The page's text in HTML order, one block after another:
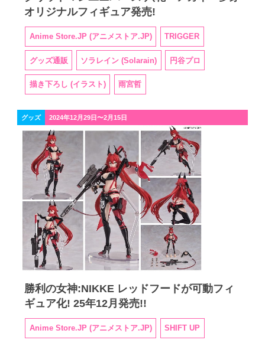
オリジナルフィギュア発売!
Anime Store.JP (アニメストア.JP) TRIGGER
グッズ通販 ソラレイン (Solarain) 円谷プロ
描き下ろし (イラスト) 雨宮哲
グッズ 2024年12月29日〜2月15日
勝利の女神:NIKKE レッドフードが可動フィ
ギュア化! 25年12月発売!!
Anime Store.JP (アニメストア.JP) SHIFT UP